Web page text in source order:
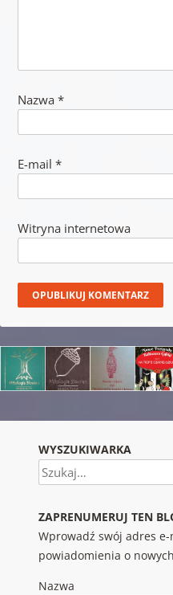
Nazwa *
E-mail *
Witryna internetowa
WYSZUKIWARKA
Szukaj
ZAPRENUMERUJ TEN
Wprowadź swój adres
powiadomienia o
Nazwa